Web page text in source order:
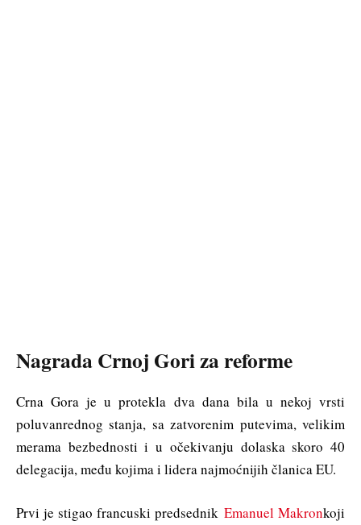
Nagrada Crnoj Gori za reforme
Crna Gora je u protekla dva dana bila u nekoj vrsti
poluvanrednog stanja, sa zatvorenim putevima, velikim
merama bezbednosti i u očekivanju dolaska skoro 40
delegacija, među kojima i lidera najmoćnijih članica EU.
Prvi je stigao francuski predsednik Emanuel Makronkoji